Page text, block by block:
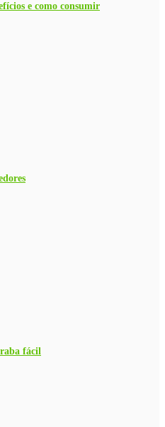
e como consumir
fácil